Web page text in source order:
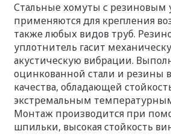
Стальные хомуты с резиновым
применяются для крепления
также любых видов труб.
уплотнитель гасит
акустическую вибрации.
оцинкованной стали и резины
качества, обладающей
экстремальным
Монтаж производится при
шпильки, высокая стойкость